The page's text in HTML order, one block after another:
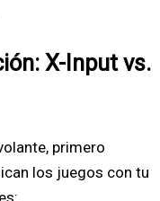
X-Input vs.
primero
los juegos con tu